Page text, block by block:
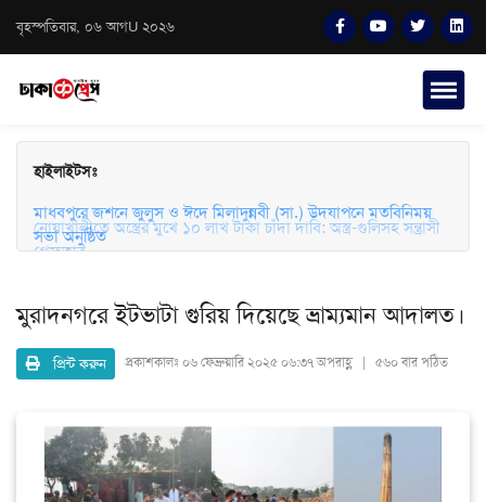
বৃহস্পতিবার, ০৬ আগU ২০২৬
হাইলাইটসঃ
সভা অনুষ্ঠিত
মুরাদনগরে ইটভাটা গুরিয় দিয়েছে ভ্রাম্যমান আদালত।
প্রিন্ট করুন প্রকাশকালঃ ০৬ ফেব্রুয়ারি ২০২৫ ০৬:৩৭ অপরাহ্ণ | ৫৬০ বার পঠিত